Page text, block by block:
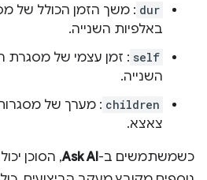
dur : משך הזמן הכולל של
באלפיות השנייה.
self : זמן עצמי של מסגרת
השנייה.
children : מערך של
צאצא.
כשמשתמשים ב-Ask AI, הסוכן